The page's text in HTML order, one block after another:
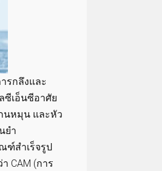
รกลึงและ
ซีเอ็นซีอาศัย
นหมุน และหัว
ยำ
ฑ์สำเร็จรูป
CAM (การ